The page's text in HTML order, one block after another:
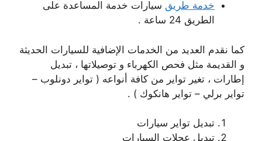
خدمة طريق سيارات خدمة المساعدة على
الطريق 24 ساعة .
كما نقدم العديد من الخدمات الإضافية للسيارات الحديثة
و القديمة مثل فحص الكهرباء و توصيلاتها ، تبديل
إطارات ، تغير تواير من كافة أنواعه ( تواير دونلوب –
تواير برلي – تواير هانكوك ) .
تبديل تواير سيارات
تبديل عجلات السيارات